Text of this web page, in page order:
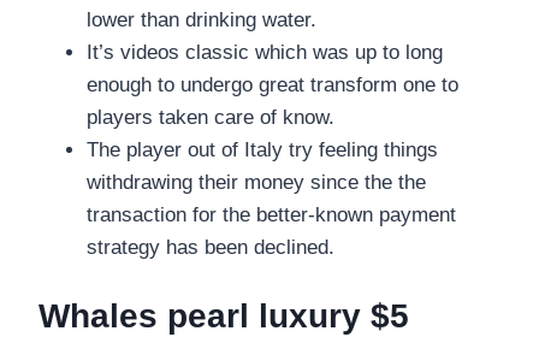
lower than drinking water.
It’s videos classic which was up to long
enough to undergo great transform one to
players taken care of know.
The player out of Italy try feeling things
withdrawing their money since the the
transaction for the better-known payment
strategy has been declined.
Whales pearl luxury $5